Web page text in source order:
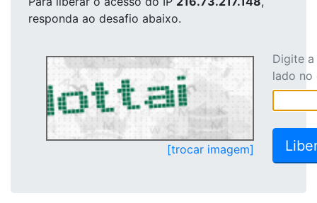
responda ao desafio abaixo.
[trocar imagem]
Digite
lado no